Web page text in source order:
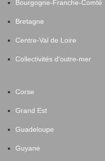
Lagarde-Marc-la-Tour
Lagleygeolle
Laguenne-sur-Avalouze
Bourgogne-Franche-Comté
Bretagne
Centre-Val de Loire
Collectivités d'outre-mer
Corse
Grand Est
Guadeloupe
Guyane